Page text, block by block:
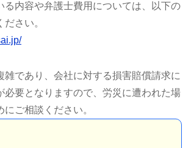
る内容や弁護士費用については、以下の
さい。
雑であり、会社に対する損害賠償請求に
必要となりますので、労災に遭われた場
ご相談ください。